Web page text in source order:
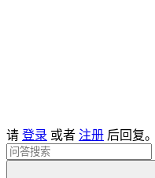
请 登录 或者 注册 后回复。